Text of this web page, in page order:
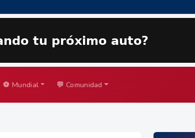
⚽ Mundial 💬 Comunidad